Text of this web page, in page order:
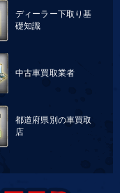
ディーラー下取り基
礎知識
中古車買取業者
都道府県別の車買取
店